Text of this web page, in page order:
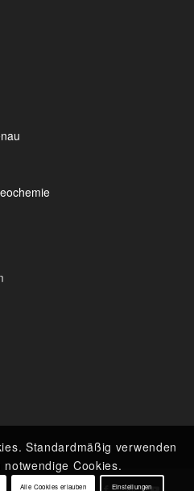
Standardmäßig verwenden
Cookies.
Alle Cookies erlauben Einstellungen